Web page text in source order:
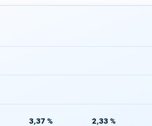
3,37 % 2,33 %